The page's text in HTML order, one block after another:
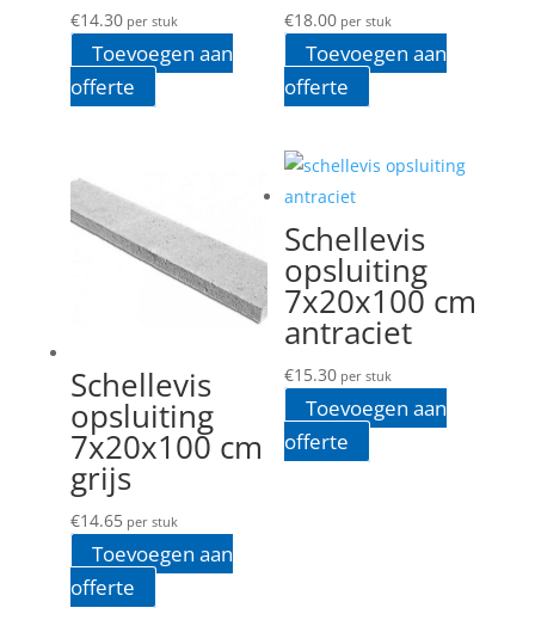
€14.30per stuk
Toevoegen aan
offerte
€18.00per stuk
Toevoegen aan
offerte
Schellevis
opsluiting
7x20x100 cm
grijs
€14.65per stuk
Toevoegen aan
offerte
Schellevis
opsluiting
7x20x100 cm
antraciet
€15.30per stuk
Toevoegen aan
offerte